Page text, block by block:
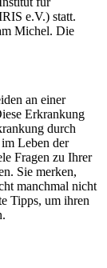
e.V.) statt.
Michel. Die
an einer
Erkrankung
durch
Leben der
Fragen zu Ihrer
Sie merken,
manchmal nicht
Tipps, um ihren